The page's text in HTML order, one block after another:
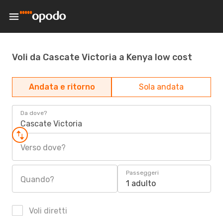
Voli da Cascate Victoria a Kenya low cost
Andata e ritorno Sola andata
Da dove?
Cascate Victoria
Verso dove?
Quando?
Passeggeri
1 adulto
Voli diretti